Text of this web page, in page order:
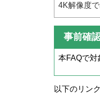
4K解像度
事前確
本FAQで対
以下のリン